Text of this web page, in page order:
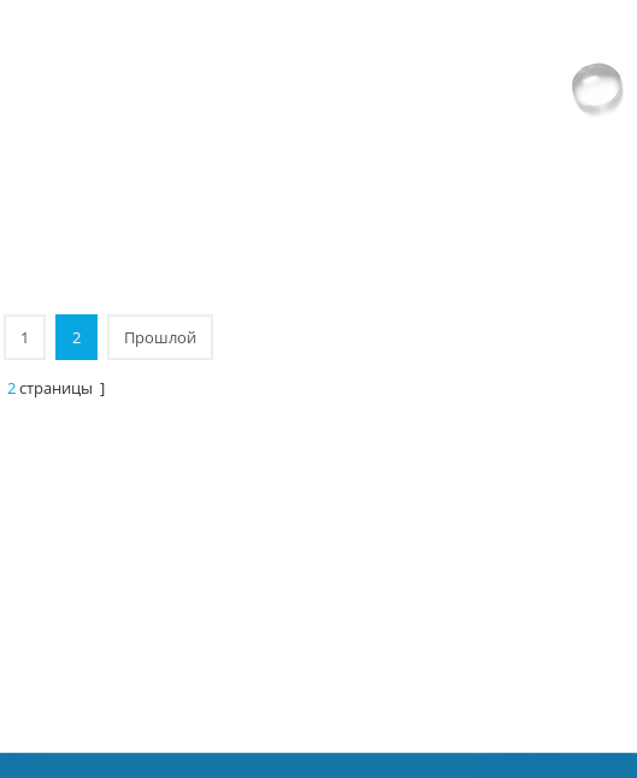
1 2 Прошлой
2страницы ]